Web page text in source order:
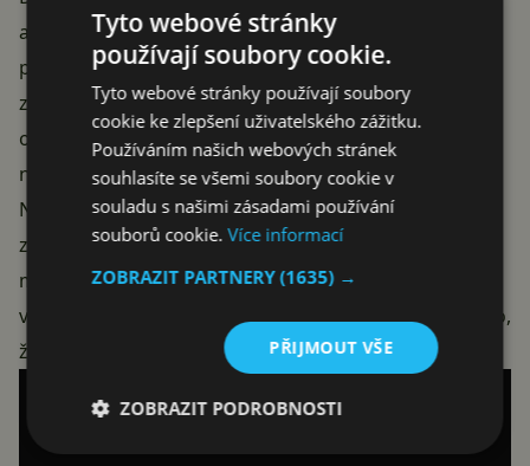
aplikace. Po klepnutí na výsledek je připraven nový
pohled v celoobrazovkovém režimu. Aplikace jsou
zobrazovány v kartách, tahem dolů kartu přiblížíte,
opačným směrem zase oddálíte. Posunutí karty vlevo
nebo vpravo, ukazuje další výsledky vyhledávání.
Nové rozhraní výsledků vyhledávání v Obchodě Play
zaznamenal na video uživatel Rony Mishchuk, takže si
můžete udělat snadnější představu o tom, jak to celé
vlastně funguje. Několik dalších uživatelů tak potvrdilo,
že se jim během včerejška objevilo toto prostředí.
Tyto webové stránky
používají soubory cookie.
Tyto webové stránky používají soubory
cookie ke zlepšení uživatelského zážitku.
Používáním našich webových stránek
souhlasíte se všemi soubory cookie v
souladu s našimi zásadami používání
souborů cookie.Více informací
ZOBRAZIT PARTNERY(1635) →
PŘIJMOUT VŠE
ZOBRAZIT PODROBNOSTI